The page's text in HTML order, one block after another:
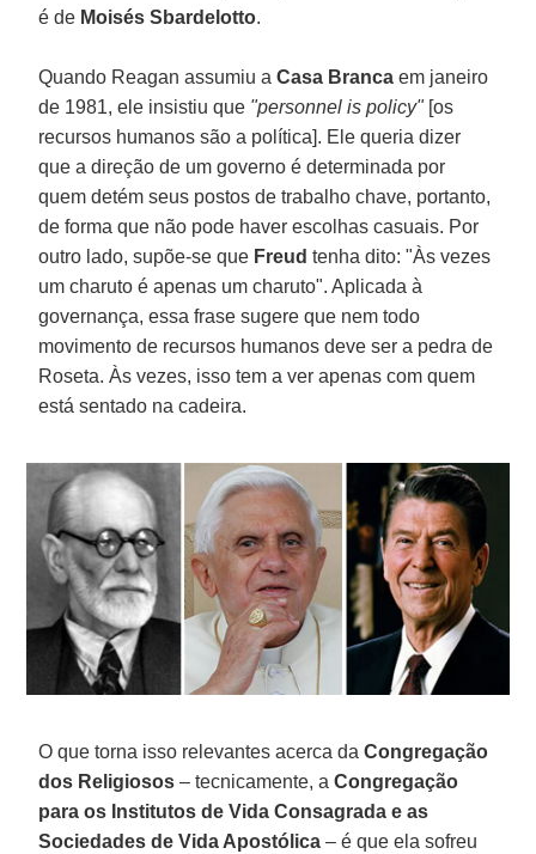
é de Moisés Sbardelotto.
Quando Reagan assumiu aCasa Brancaem janeiro
de 1981, ele insistiu que "personnel is policy"[os
recursos humanos são a política]. Ele queria dizer
que a direção de um governo é determinada por
quem detém seus postos de trabalho chave, portanto,
de forma que não pode haver escolhas casuais. Por
outro lado, supõe-se que Freudtenha dito: "Às vezes
um charuto é apenas um charuto". Aplicada à
governança, essa frase sugere que nem todo
movimento de recursos humanos deve ser a pedra de
Roseta. Às vezes, isso tem a ver apenas com quem
está sentado na cadeira.
O que torna isso relevantes acerca daCongregação
dos Religiosos– tecnicamente, aCongregação
para os Institutos de Vida Consagrada e as
Sociedades de Vida Apostólica– é que ela sofreu